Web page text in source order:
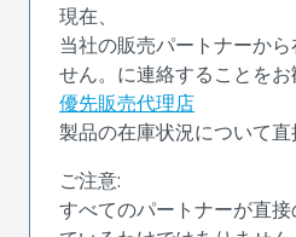
現在、
当社の販売パートナーか
せん。に連絡することを
優先販売代理店
製品の在庫状況について
ご注意:
すべてのパートナーが直